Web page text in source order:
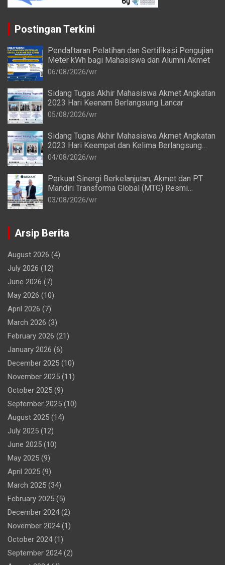
Postingan Terkini
Pendaftaran Pelatihan dan Sertifikasi Pengujian
Meter kWh bagi Mahasiswa dan Alumni Akmet
06/08/2026 wr
Sidang Tugas Akhir Mahasiswa Akmet Angkatan
2023 Hari Keenam Berlangsung Lancar
05/08/2026 wr
Sidang Tugas Akhir Mahasiswa Akmet Angkatan
2023 Hari Keempat dan Kelima Berlangsung
Lancar
04/08/2026 wr
Perkuat Sinergi Berkelanjutan, Akmet dan PT
Mandiri Transforma Global (MTG) Resmi
Perpanjang Perjanjian Kerja Sama
03/08/2026 wr
Arsip Berita
August 2026 (4)
July 2026 (12)
June 2026 (7)
May 2026 (10)
April 2026 (7)
March 2026 (3)
February 2026 (21)
January 2026 (6)
December 2025 (10)
November 2025 (11)
October 2025 (9)
September 2025 (10)
August 2025 (14)
July 2025 (12)
June 2025 (10)
May 2025 (9)
April 2025 (9)
March 2025 (34)
February 2025 (5)
December 2024(2)
November 2024(1)
October 2024(1)
September 2024(2)